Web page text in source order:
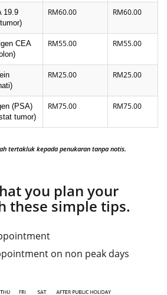
19.9
RM60.00 RM60.00
CEA
RM55.00 RM55.00
RM25.00 RM25.00
(PSA)
tumor)
RM75.00 RM75.00
tertakluk kepada penukaran tanpa notis.
you plan your
these simple tips.
on non peak days